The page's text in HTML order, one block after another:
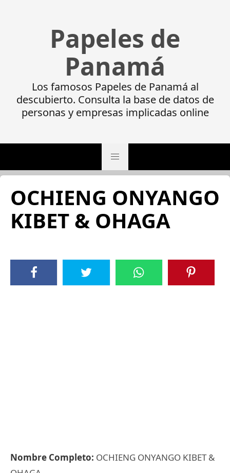
Papeles de
Panamá
Los famosos Papeles de Panamá al
descubierto. Consulta la base de datos de
personas y empresas implicadas online
OCHIENG ONYANGO
KIBET & OHAGA
Nombre Completo: OCHIENG ONYANGO KIBET &